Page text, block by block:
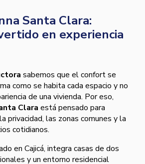
Santa Clara:
en experiencia
sabemos que el confort se
como se habita cada espacio y no
de una vivienda. Por eso,
Clara está pensado para
privacidad, las zonas comunes y la
cotidianos.
en Cajicá, integra casas de dos
y un entorno residencial